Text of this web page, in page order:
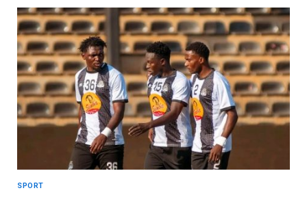
SPORT